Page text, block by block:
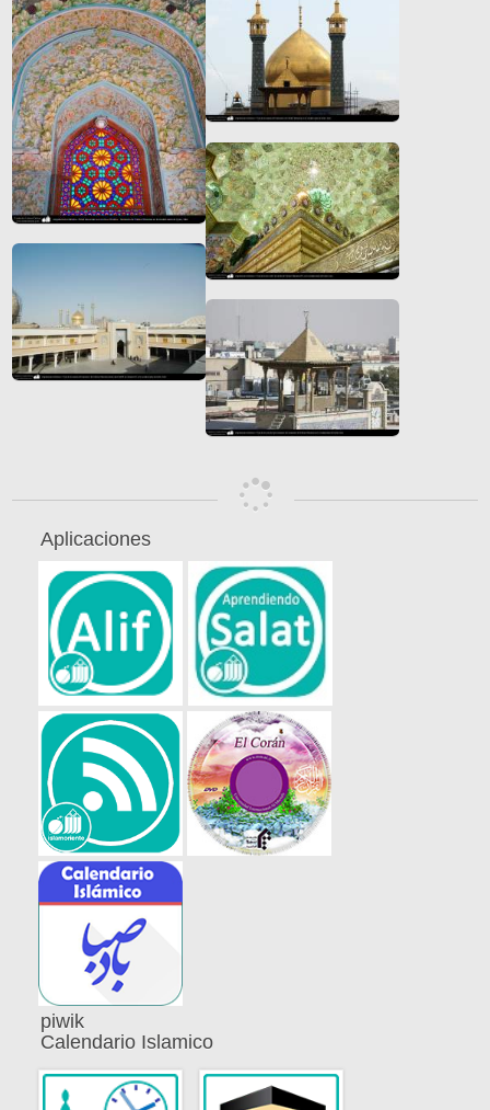
Aplicaciones
piwik
Calendario Islamico